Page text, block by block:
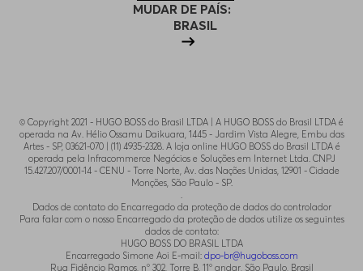
MUDAR DE PAÍS:
BRASIL
© Copyright 2021 - HUGO BOSS do Brasil LTDA | A HUGO BOSS do Brasil LTDA é
operada na Av. Hélio Ossamu Daikuara, 1445 - Jardim Vista Alegre, Embu das
Artes - SP, 03621-070 | (11) 4935-2328. A loja online HUGO BOSS do Brasil LTDA é
operada pela Infracommerce Negócios e Soluções em Internet Ltda. CNPJ
15.427.207/0001-14 - CENU - Torre Norte, Av. das Nações Unidas, 12901 - Cidade
Monções, São Paulo - SP.
.
Dados de contato do Encarregado da proteção de dados do controlador
Para falar com o nosso Encarregado da proteção de dados utilize os seguintes
dados de contato:
HUGO BOSS DO BRASIL LTDA
Encarregado Simone Aoi E-mail: dpo-br@hugoboss.com
Rua Fidêncio Ramos, n° 302, Torre B, 11° andar, São Paulo, Brasil